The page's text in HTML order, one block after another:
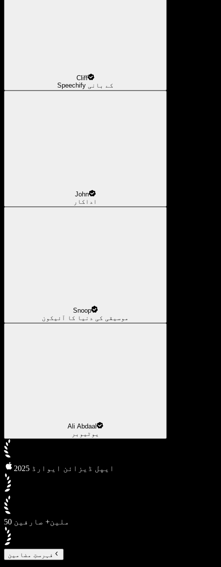
Cliff
Speechify کے بانی
John
اداکار
Snoop
موسیقی کی دنیا کا آئیکون
Ali Abdaal
یوٹیوبر
2025 ایپل ڈیزائن ایوارڈ
50 ملین+ صارفین
فہرستِ مضامین